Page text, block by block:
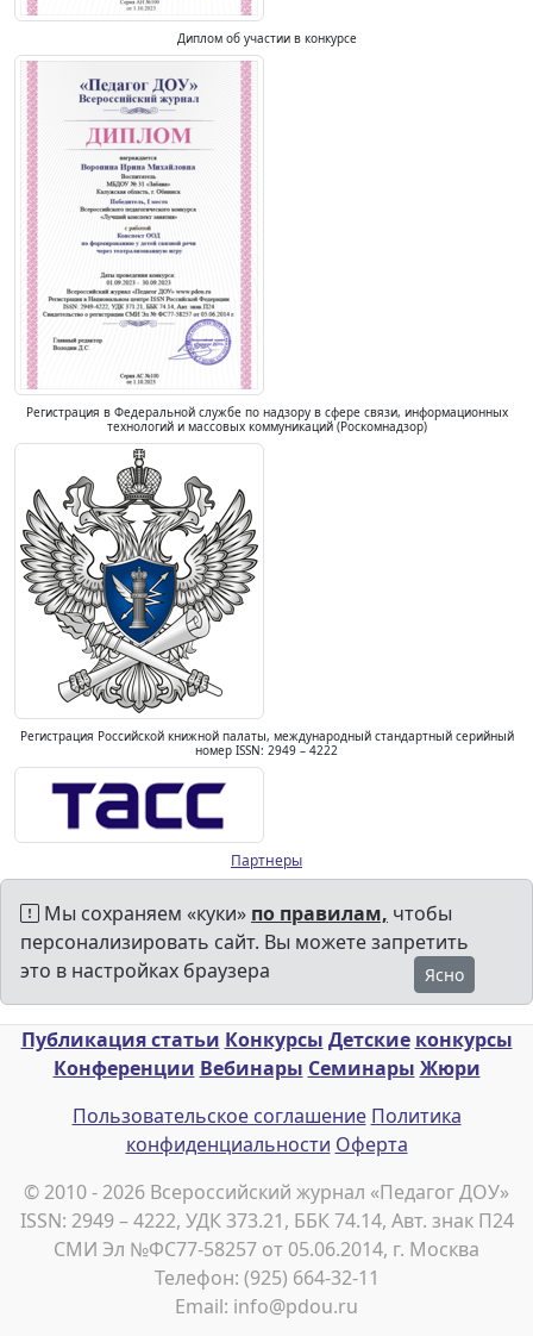
Диплом об участии в конкурсе
Регистрация в Федеральной службе по надзору в сфере связи, информационных
технологий и массовых коммуникаций (Роскомнадзор)
Регистрация Российской книжной палаты, международный стандартный серийный
номер ISSN: 2949 – 4222
Партнеры
Мы сохраняем «куки» по правилам, чтобы
персонализировать сайт. Вы можете запретить
это в настройках браузера
Ясно
Публикация статьи Конкурсы Детские конкурсы
Конференции Вебинары Семинары Жюри
Пользовательское соглашение Политика
конфиденциальности Оферта
© 2010 - 2026 Всероссийский журнал «Педагог ДОУ»
ISSN: 2949 – 4222, УДК 373.21, ББК 74.14, Авт. знак П24
СМИ Эл №ФС77-58257 от 05.06.2014, г. Москва
Телефон: (925) 664-32-11
Email: info@pdou.ru